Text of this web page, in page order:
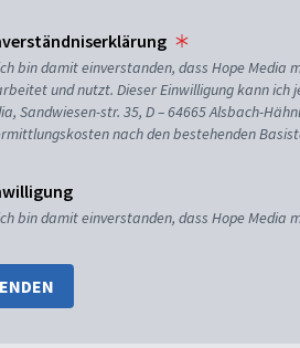
bin damit einverstanden, dass Hope Media
und nutzt. Dieser Einwilligung kann ich
Sandwiesen-str. 35, D – 64665 Alsbach-
nach den bestehenden
bin damit einverstanden, dass Hope Media